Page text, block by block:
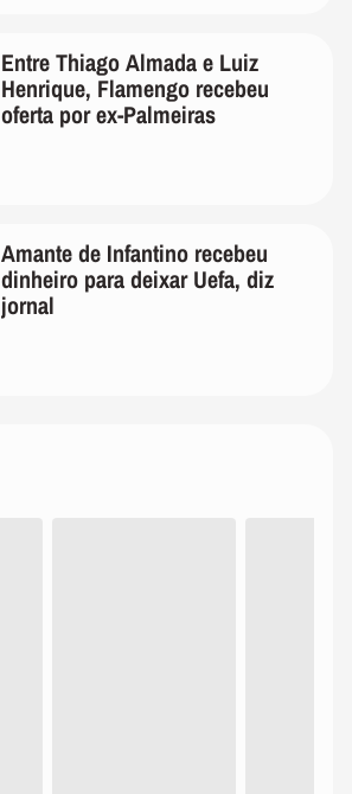
Entre Thiago Almada e Luiz
Henrique, Flamengo recebeu
oferta por ex-Palmeiras
Amante de Infantino recebeu
dinheiro para deixar Uefa, diz
jornal